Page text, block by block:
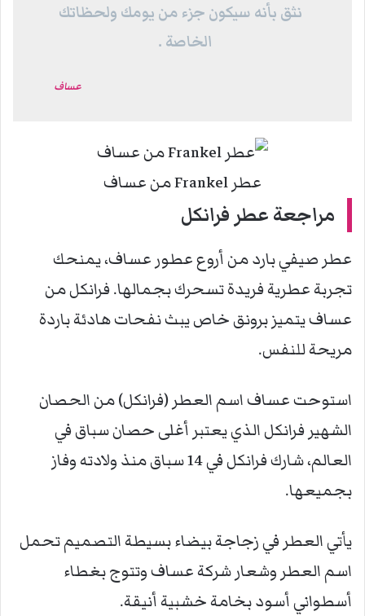
نثق بأنه سيكون جزء من يومك ولحظاتك
الخاصة .
عساف
عطر Frankel من عساف
مراجعة عطر فرانكل
عطر صيفي بارد من أروع عطور عساف، يمنحك
تجربة عطرية فريدة تسحرك بجمالها. فرانكل من
عساف يتميز برونق خاص يبث نفحات هادئة باردة
مريحة للنفس.
استوحت عساف اسم العطر (فرانكل) من الحصان
الشهير فرانكل الذي يعتبر أغلى حصان سباق في
العالم، شارك فرانكل في 14 سباق منذ ولادته وفاز
بجميعها.
يأتي العطر في زجاجة بيضاء بسيطة التصميم تحمل
اسم العطر وشعار شركة عساف وتتوج بغطاء
أسطواني أسود بخامة خشبية أنيقة.